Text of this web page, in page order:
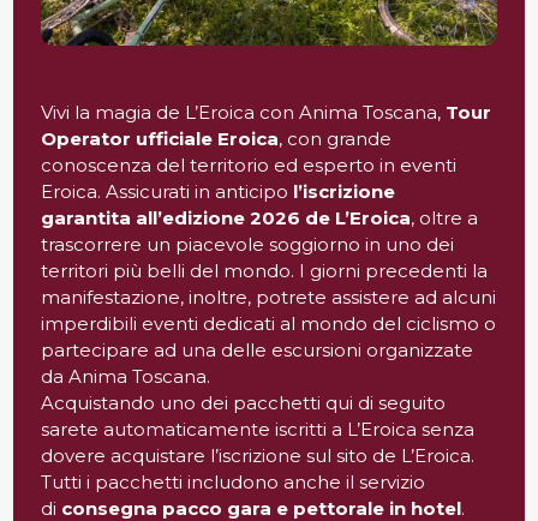
Vivi la magia de L’Eroica con Anima Toscana, Tour
Operator ufficiale Eroica, con grande
conoscenza del territorio ed esperto in eventi
Eroica. Assicurati in anticipo l’iscrizione
garantita all’edizione 2026 de L’Eroica, oltre a
trascorrere un piacevole soggiorno in uno dei
territori più belli del mondo. I giorni precedenti la
manifestazione, inoltre, potrete assistere ad alcuni
imperdibili eventi dedicati al mondo del ciclismo o
partecipare ad una delle escursioni organizzate
da Anima Toscana.
Acquistando uno dei pacchetti qui di seguito
sarete automaticamente iscritti a L’Eroica senza
dovere acquistare l’iscrizione sul sito de L’Eroica.
Tutti i pacchetti includono anche il servizio
di consegna pacco gara e pettorale in hotel.